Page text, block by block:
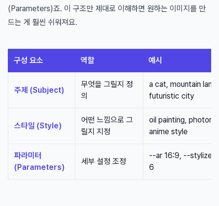
(Parameters)죠. 이 구조만 제대로 이해하면 원하는 이미지를 만
드는 게 훨씬 쉬워져요.
구성 요소 역할 예시
주제 (Subject)
무엇을 그릴지 정
의
a cat, mountain
futuristic city
스타일 (Style)
어떤 느낌으로 그
릴지 지정
oil painting,
anime style
파라미터
(Parameters)
세부 설정 조정
--ar 16:9, --stylize
6